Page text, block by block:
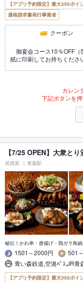
【アプリ予約限定】最大350ポイ
適格請求書発行事業者
クーポン
御宴会コース10％OFF（
紙に印刷してお持ちくださ
カレン
下記ボタンを
【7/25 OPEN】大衆と
居酒屋 青森駅
秘伝！かわ串・唐揚げ・鶏ガラ鳥鍋
1501～2000円
501
青い森鉄道,空港ﾊﾞｽ,JR
【アプリ予約限定】最大350ポイ